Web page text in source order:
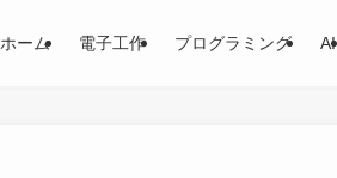
ホーム 電子工作 プログラミング AI